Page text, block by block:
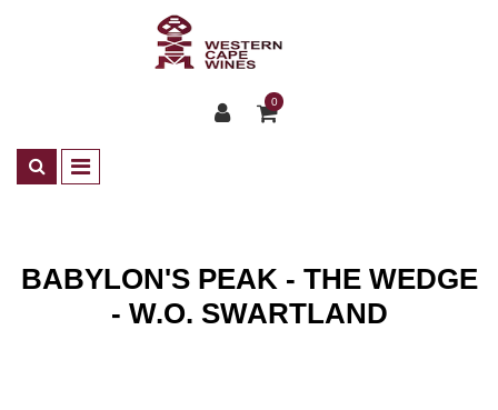
0
BABYLON'S PEAK - THE WEDGE
- W.O. SWARTLAND